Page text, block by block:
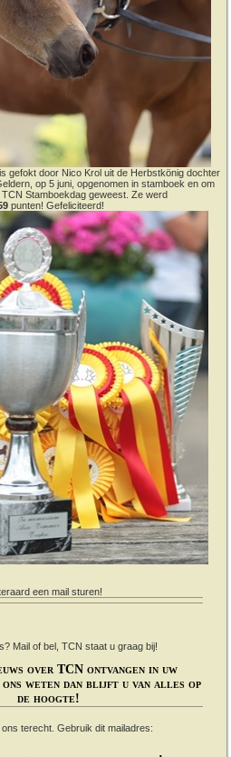
gefokt door Nico Krol uit de Herbstkönig dochter
op 5 juni, opgenomen in stamboek en om
Stamboekdag geweest. Ze werd
punten! Gefeliciteerd!
een mail sturen!
Mail of bel, TCN staat u graag bij!
over TCN ontvangen in uw
weten dan blijft u van alles op
de hoogte!
terecht. Gebruik dit mailadres: